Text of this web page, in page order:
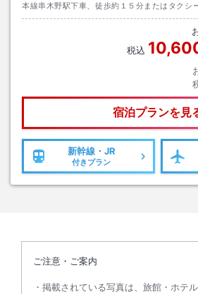
本線串木野駅下車、徒歩約１５分またはタクシ
の場合、川内駅にて乗り換え【お車】南九州自
税込
宿泊プランを見
新幹線・JR
付きプラン
ご注意・ご案内
掲載されている写真は、旅館・ホテ